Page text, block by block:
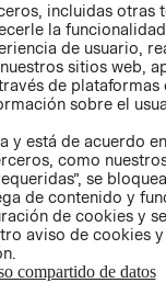
AVISO DE
PRIVACIDAD
GIFT CARD
AVISO DE
COOKIES
LIBRO DE
incluidas otras
la
de usuario,
sitios web,
de plataformas
sobre el
y está de acuerdo
como
se
de contenido y
de cookies y
aviso de cookies
compartido de datos